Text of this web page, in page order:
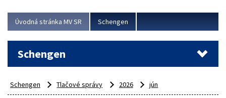
demonštrovať pripravenosť Slovenska na možné...
Úvodná stránka MV SR Schengen
Schengen
Schengen Tlačové správy 2026 jún